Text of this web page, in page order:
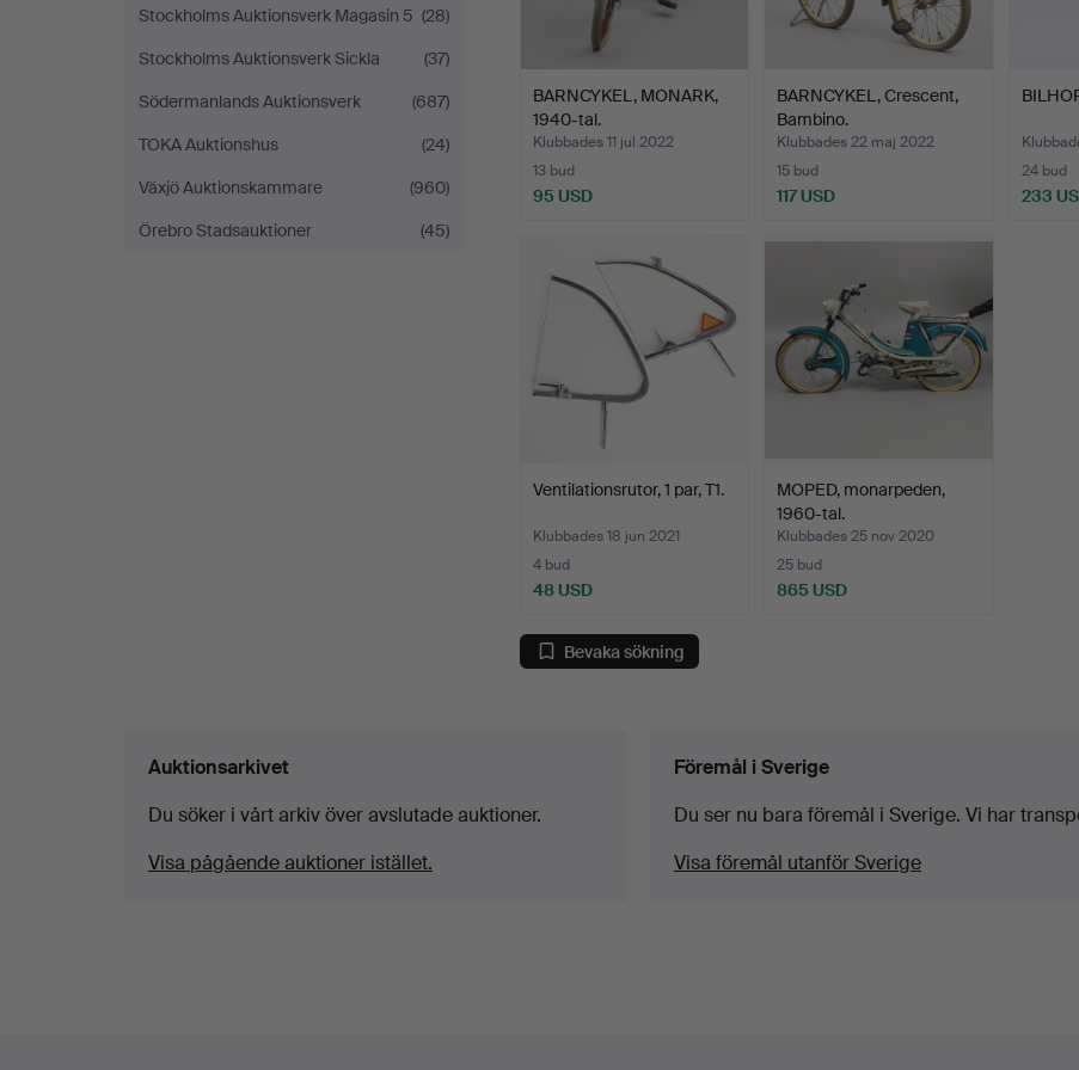
Stockholms Auktionsverk Magasin 5 (28)
Stockholms Auktionsverk Sickla
(37)
Södermanlands Auktionsverk
(687)
TOKA Auktionshus
(24)
Växjö Auktionskammare
(960)
Örebro Stadsauktioner
(45)
BARNCYKEL, MONARK,
1940-tal.
Klubbades 11 jul 2022
13 bud
95 USD
BARNCYKEL, Crescent,
Bambino.
Klubbades 22 maj 2022
15 bud
117 USD
24 bud
233
Ventilationsrutor, 1 par, T1.
Klubbades 18 jun 2021
4 bud
48 USD
MOPED, monarpeden,
1960-tal.
Klubbades 25 nov 2020
25 bud
865 USD
Bevaka sökning
Auktionsarkivet
Du söker i vårt arkiv över avslutade auktioner.
Visa pågående auktioner istället.
Föremål i Sverige
Du ser nu bara föremål i Sverige. Vi har
Visa föremål utanför Sverige